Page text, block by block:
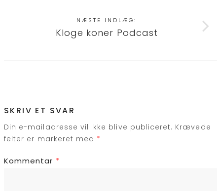
NÆSTE INDLÆG:
Kloge koner Podcast
SKRIV ET SVAR
Din e-mailadresse vil ikke blive publiceret. Krævede
felter er markeret med *
Kommentar *